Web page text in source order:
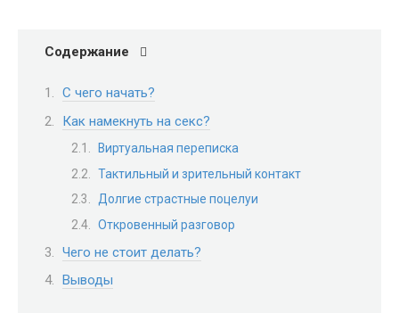
Содержание
С чего начать?
Как намекнуть на секс?
Виртуальная переписка
Тактильный и зрительный контакт
Долгие страстные поцелуи
Откровенный разговор
Чего не стоит делать?
Выводы